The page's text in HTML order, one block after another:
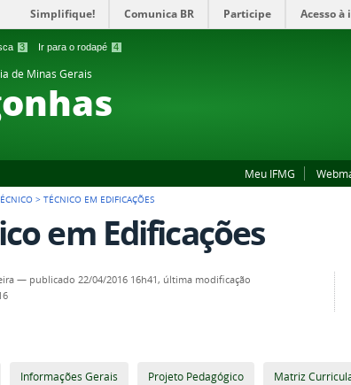
3 Ir para o rodapé 4
Simplifique! Comunica BR Participe Acesso
de Minas Gerais
Meu IFMG
>TÉCNICO EM EDIFICAÇÕES
em Edificações
— publicado 22/04/2016 16h41, última modificação
Informações Gerais Projeto Pedagógico Matriz